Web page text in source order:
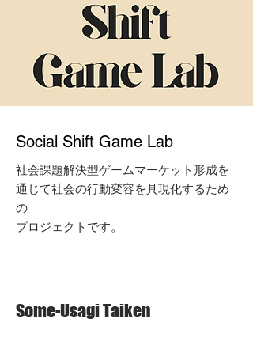
Social Shift Game Lab
社会課題解決型ゲームマーケット形成を
通じて社会の行動変容を具現化するため
の
プロジェクトです。
Some-Usagi Taiken